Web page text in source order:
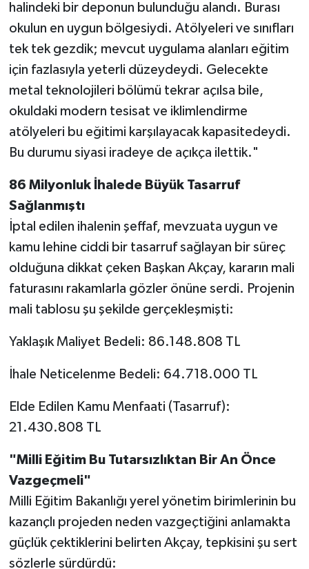
halindeki bir deponun bulunduğu alandı. Burası
okulun en uygun bölgesiydi. Atölyeleri ve sınıfları
tek tek gezdik; mevcut uygulama alanları eğitim
için fazlasıyla yeterli düzeydeydi. Gelecekte
metal teknolojileri bölümü tekrar açılsa bile,
okuldaki modern tesisat ve iklimlendirme
atölyeleri bu eğitimi karşılayacak kapasitedeydi.
Bu durumu siyasi iradeye de açıkça ilettik."
86 Milyonluk İhalede Büyük Tasarruf
Sağlanmıştı
İptal edilen ihalenin şeffaf, mevzuata uygun ve
kamu lehine ciddi bir tasarruf sağlayan bir süreç
olduğuna dikkat çeken Başkan Akçay, kararın mali
faturasını rakamlarla gözler önüne serdi. Projenin
mali tablosu şu şekilde gerçekleşmişti:
Yaklaşık Maliyet Bedeli: 86.148.808 TL
İhale Neticelenme Bedeli: 64.718.000 TL
Elde Edilen Kamu Menfaati (Tasarruf):
21.430.808 TL
"Milli Eğitim Bu Tutarsızlıktan Bir An Önce
Vazgeçmeli"
Milli Eğitim Bakanlığı yerel yönetim birimlerinin bu
kazançlı projeden neden vazgeçtiğini anlamakta
güçlük çektiklerini belirten Akçay, tepkisini şu sert
sözlerle sürdürdü: